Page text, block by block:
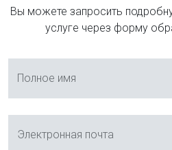
Вы можете запросить
услуге через форму
Полное имя
Электронная почта